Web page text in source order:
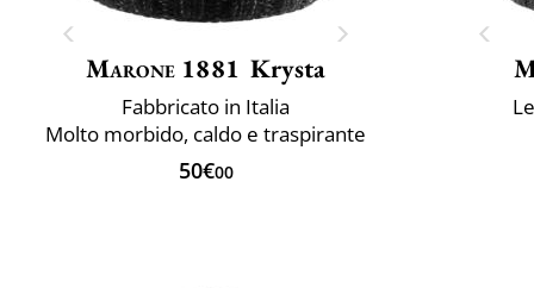
Marone 1881 Krysta
Fabbricato in Italia
Molto morbido, caldo e traspirante
50€00